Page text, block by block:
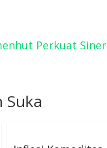
Perkuat
Suka